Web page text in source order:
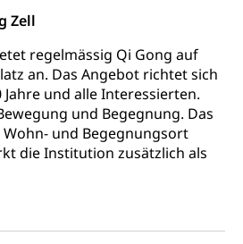
Zell
regelmässig Qi Gong auf
an. Das Angebot richtet sich
und alle Interessierten.
und Begegnung. Das
und Begegnungsort
die Institution zusätzlich als